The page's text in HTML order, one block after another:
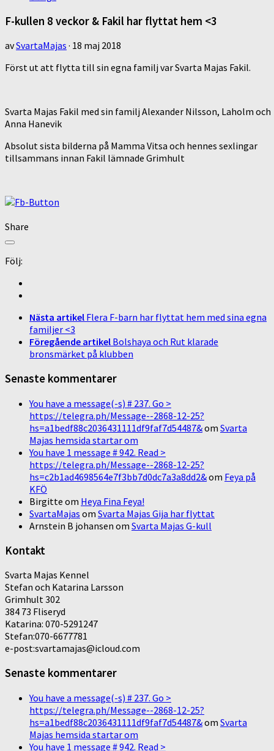
F-kullen 8 veckor & Fakil har flyttat hem <3
avSvartaMajas · 18 maj 2018
Först ut att flytta till sin egna familj var Svarta Majas Fakil.
Svarta Majas Fakil med sin familj Alexander Nilsson, Laholm och
Anna Hanevik
Absolut sista bilderna på Mamma Vitsa och hennes sexlingar
tillsammans innan Fakil lämnade Grimhult
Share
Följ:
Nästa artikel Flera F-barn har flyttat hem med sina egna
familjer <3
Föregående artikel Bolshaya och Rut klarade
bronsmärket på klubben
Senaste kommentarer
You have a message(-s) # 237. Go >
https://telegra.ph/Message--2868-12-25?
hs=a1bedf88c2036431111df9faf7d54487&om Svarta
Majas hemsida startar om
You have 1 message # 942. Read >
https://telegra.ph/Message--2868-12-25?
hs=c2b1ad4698564e7f3bb7d0dc7a3a8dd2&om Feya på
KFÖ
Birgitte om Heya Fina Feya!
SvartaMajas om Svarta Majas Gija har flyttat
Arnstein B johansen om Svarta Majas G-kull
Kontakt
Svarta Majas Kennel
Stefan och Katarina Larsson
Grimhult 302
384 73 Fliseryd
Katarina: 070-5291247
Stefan:070-6677781
e-post:svartamajas@icloud.com
Senaste kommentarer
You have a message(-s) # 237. Go >
https://telegra.ph/Message--2868-12-25?
hs=a1bedf88c2036431111df9faf7d54487&om Svarta
Majas hemsida startar om
You have 1 message # 942. Read >